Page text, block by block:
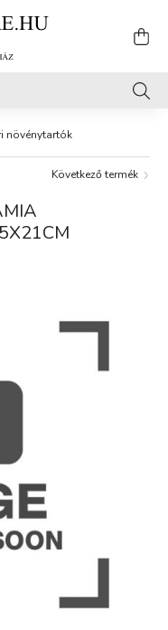
növénytartók
Következő termék